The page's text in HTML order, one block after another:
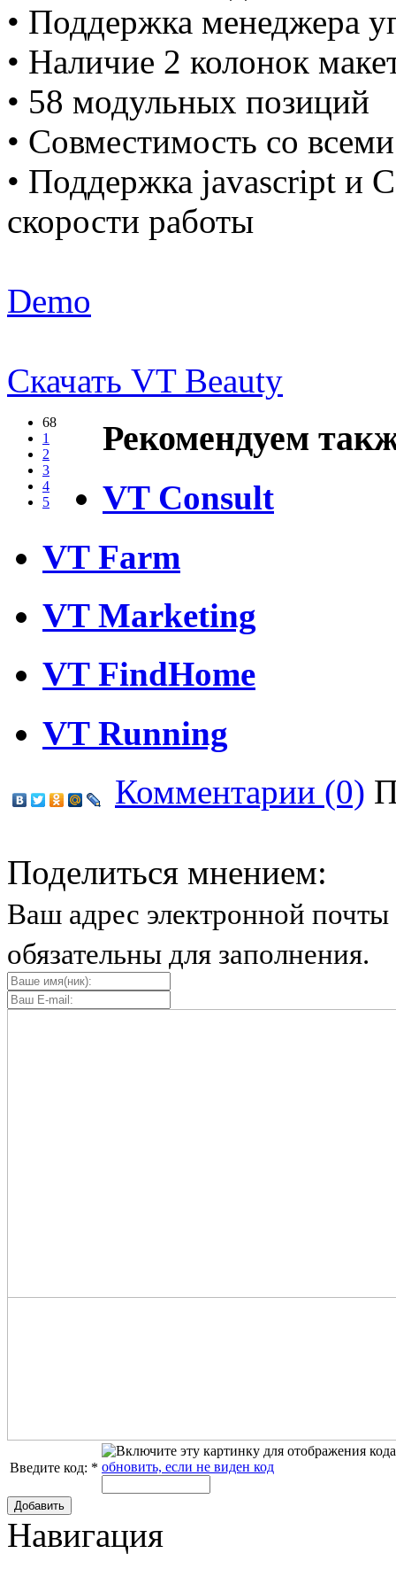
• Поддержка менеджера
• Наличие 2 колонок
• 58 модульных позиций
• Совместимость со
• Поддержка javascript и
скорости работы
Demo
Скачать VT Beauty
68
1
2
3
4
5
Рекомендуем
VT Consult
VT Farm
VT Marketing
VT FindHome
VT Running
Комментарии (0)
Поделиться мнением:
Ваш адрес электронной
обязательны для заполнения.
Введите код: * обновить, если не виден код
Добавить
Навигация